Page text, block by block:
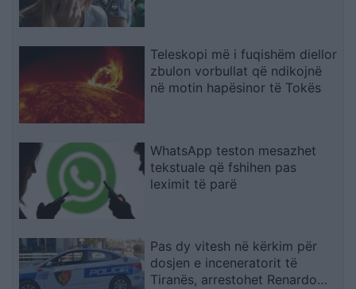
Teleskopi më i fuqishëm diellor
zbulon vorbullat që ndikojnë
në motin hapësinor të Tokës
WhatsApp teston mesazhet
tekstuale që fshihen pas
leximit të parë
Pas dy vitesh në kërkim për
dosjen e inceneratorit të
Tiranës, arrestohet Renardo